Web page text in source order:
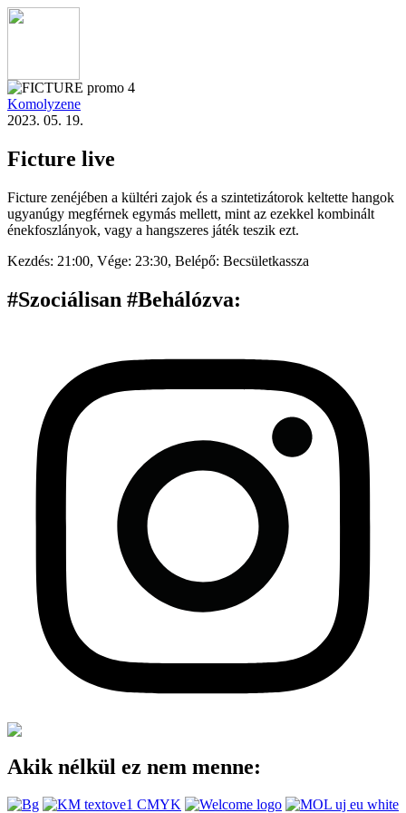
Komolyzene
2023. 05. 19.
Ficture live
Ficture zenéjében a kültéri zajok és a szintetizátorok keltette hangok
ugyanúgy megférnek egymás mellett, mint az ezekkel kombinált
énekfoszlányok, vagy a hangszeres játék teszik ezt.
Kezdés: 21:00, Vége: 23:30, Belépő: Becsületkassza
#Szociálisan #Behálózva:
Akik nélkül ez nem menne: